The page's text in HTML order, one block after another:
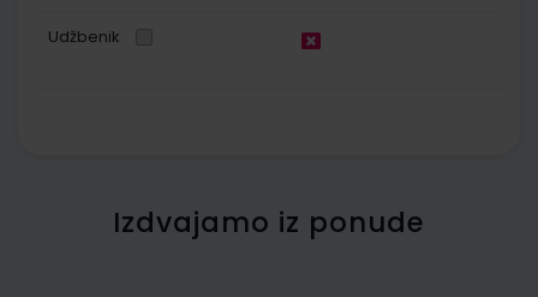
Udžbenik
Izdvajamo iz ponude